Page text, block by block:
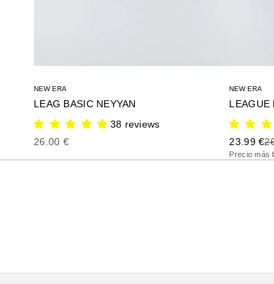
NEW ERA
LEAG BASIC NEYYAN
38 reviews
Precio de oferta
26.00 €
NEW ERA
LEAGUE
Precio
23.99 €
Precio más